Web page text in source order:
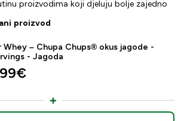
proizvodima koji djeluju bolje zajedno
proizvod
Whey – Chupa Chups® okus jagode -
- Jagoda